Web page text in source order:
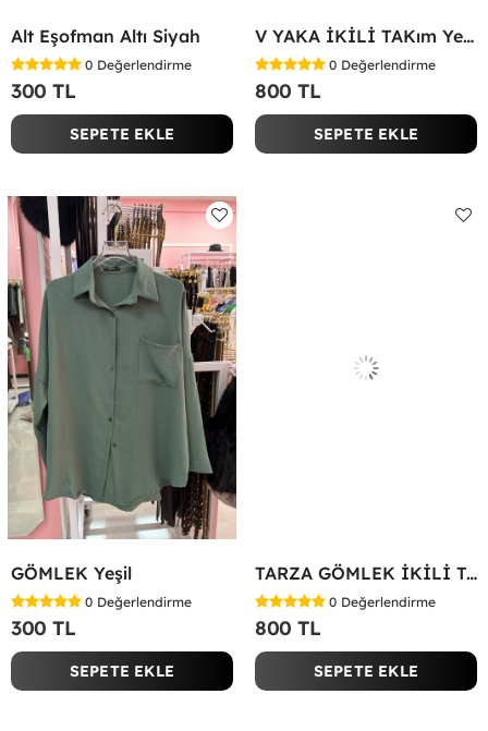
Alt Eşofman Altı Siyah
0 Değerlendirme
300 TL
SEPETE EKLE
V YAKA İKİLİ TAKım Yeşil
0 Değerlendirme
800 TL
SEPETE EKLE
GÖMLEK Yeşil
0 Değerlendirme
300 TL
SEPETE EKLE
TARZA GÖMLEK İKİLİ TAKIM KOT KUMAŞ Yeşil
0 Değerlendirme
800 TL
SEPETE EKLE